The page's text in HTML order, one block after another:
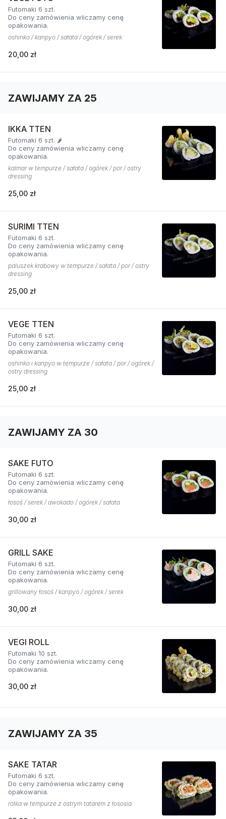
Futomaki 6 szt.
Do ceny zamówienia wliczamy cenę
opakowania.
oshinko / kanpyo / sałata / ogórek / serek
20,00 zł
ZAWIJAMY ZA 25
IKKA TTEN
Futomaki 6 szt. 🌶️
Do ceny zamówienia wliczamy cenę
opakowania.
kalmar w tempurze / sałata / ogórek / por / ostry
dressing
25,00 zł
SURIMI TTEN
Futomaki 6 szt.
Do ceny zamówienia wliczamy cenę
opakowania.
paluszek krabowy w tempurze / sałata / por / ostry
dressing
25,00 zł
VEGE TTEN
Futomaki 6 szt.
Do ceny zamówienia wliczamy cenę
opakowania.
oshinko i kanpyo w tempurze / sałata / por / ogórek /
ostry dressing
25,00 zł
ZAWIJAMY ZA 30
SAKE FUTO
Futomaki 6 szt.
Do ceny zamówienia wliczamy cenę
opakowania.
łosoś / serek / awokado / ogórek / sałata
30,00 zł
GRILL SAKE
Futomaki 6 szt.
Do ceny zamówienia wliczamy cenę
opakowania.
grillowany łosoś / kanpyo / ogórek / serek
30,00 zł
VEGI ROLL
Futomaki 10 szt.
Do ceny zamówienia wliczamy cenę
opakowania.
30,00 zł
ZAWIJAMY ZA 35
SAKE TATAR
Futomaki 6 szt.
Do ceny zamówienia wliczamy cenę
opakowania.
rolka w tempurze z ostrym tatarem z łososia